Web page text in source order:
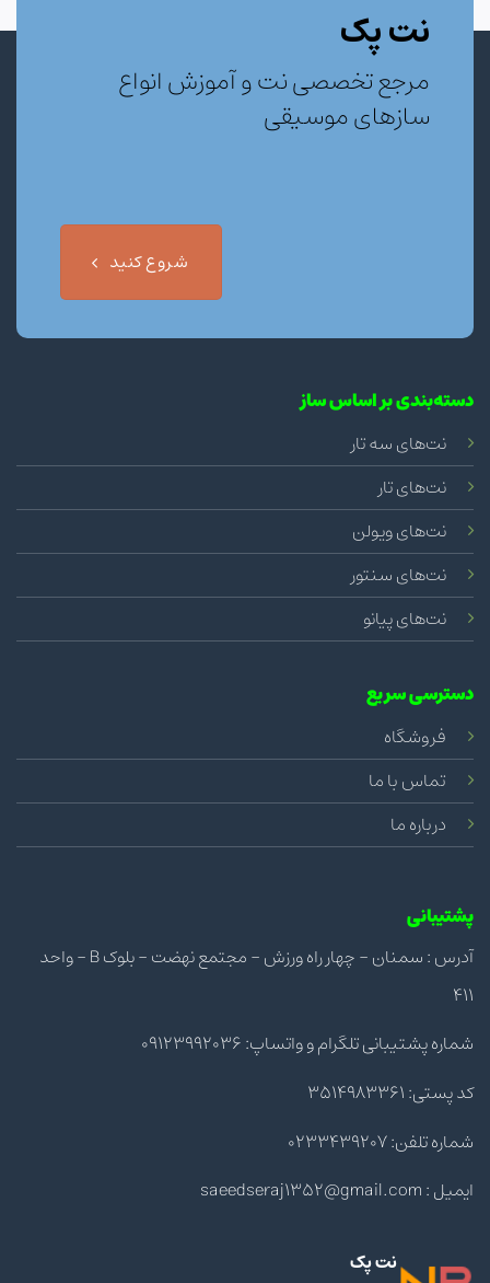
نت پک
مرجع تخصصی نت و آموزش انواع
سازهای موسیقی
شروع کنید
دسته‌بندی بر اساس ساز
نت‌های سه تار
نت‌های تار
نت‌های ویولن
نت‌های سنتور
نت‌های پیانو
دسترسی سریع
فروشگاه
تماس با ما
درباره ما
پشتیبانی
آدرس : سمنان - چهار راه ورزش - مجتمع نهضت - بلوک B - واحد
411
شماره پشتیبانی تلگرام و واتساپ: 09123992036
کد پستی: 3514983361
شماره تلفن: 0233439207
ایمیل : saeedseraj1352@gmail.com
نت پک